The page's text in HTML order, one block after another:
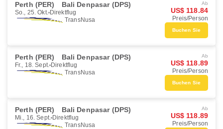
Perth (PER) Bali Denpasar (DPS)
So., 25. Okt. Direktflug
TransNusa
Ab
US$ 118.84
Preis/Person
Buchen Sie
Perth (PER) Bali Denpasar (DPS)
Fr., 18. Sept. Direktflug
TransNusa
Ab
US$ 118.89
Preis/Person
Buchen Sie
Perth (PER) Bali Denpasar (DPS)
Mi., 16. Sept. Direktflug
TransNusa
Ab
US$ 118.89
Preis/Person